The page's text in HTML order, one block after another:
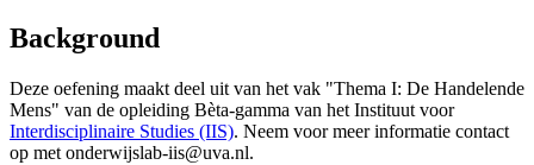
Background
Deze oefening maakt deel uit van het vak "Thema I: De Handelende
Mens" van de opleiding Bèta-gamma van het Instituut voor
Interdisciplinaire Studies (IIS). Neem voor meer informatie contact
op met onderwijslab-iis@uva.nl.